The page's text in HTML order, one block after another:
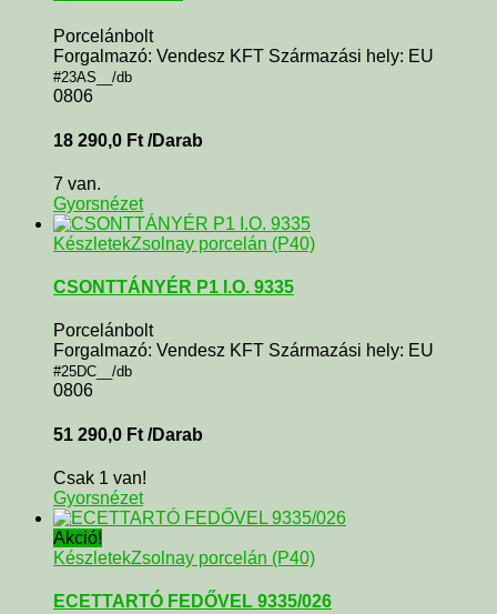
Porcelánbolt
Forgalmazó: Vendesz KFT Származási hely: EU
#23AS__/db
0806
18 290,0 Ft /Darab
7 van.
Gyorsnézet
KészletekZsolnay porcelán (P40)
CSONTTÁNYÉR P1 I.O. 9335
Porcelánbolt
Forgalmazó: Vendesz KFT Származási hely: EU
#25DC__/db
0806
51 290,0 Ft /Darab
Csak 1 van!
Gyorsnézet
Akció!
KészletekZsolnay porcelán (P40)
ECETTARTÓ FEDŐVEL 9335/026